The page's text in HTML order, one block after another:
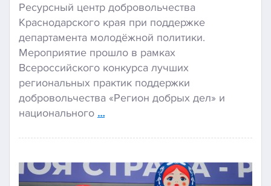
Ресурсный центр добровольчества
Краснодарского края при поддержке
департамента молодёжной политики.
Мероприятие прошло в рамках
Всероссийского конкурса лучших
региональных практик поддержки
добровольчества «Регион добрых дел» и
национального …